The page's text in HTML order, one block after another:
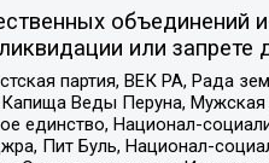
объединений
или запрете
партия, ВЕК РА, Рада
Веды Перуна, Мужская
единство, Национал-
Пит Буль, Национал-